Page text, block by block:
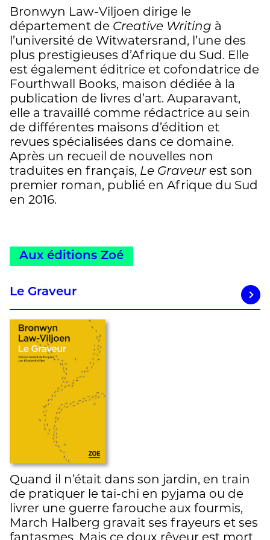
Bronwyn Law-Viljoen dirige le
département de Creative Writing à
l’université de Witwatersrand, l’une des
plus prestigieuses d’Afrique du Sud. Elle
est également éditrice et cofondatrice de
Fourthwall Books, maison dédiée à la
publication de livres d’art. Auparavant,
elle a travaillé comme rédactrice au sein
de différentes maisons d’édition et
revues spécialisées dans ce domaine.
Après un recueil de nouvelles non
traduites en français, Le Graveur est son
premier roman, publié en Afrique du Sud
en 2016.
Aux éditions Zoé
Le Graveur
Quand il n’était dans son jardin, en train
de pratiquer le tai-chi en pyjama ou de
livrer une guerre farouche aux fourmis,
March Halberg gravait ses frayeurs et ses